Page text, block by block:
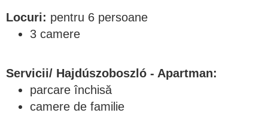
Locuri: pentru 6 persoane
3 camere
Servicii/ Hajdúszoboszló - Apartman:
parcare închisă
camere de familie